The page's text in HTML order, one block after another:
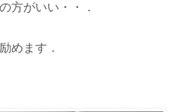
方がいい・・．
めます．